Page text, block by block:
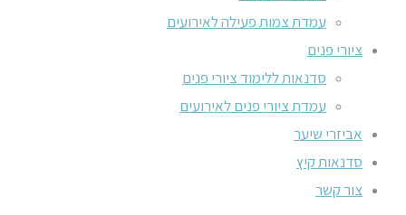
עמדת צמות פעילה לאירועים
ציורי פנים
סדנאות ללימוד ציורי פנים
עמדת ציורי פנים לאירועים
אביזרי שיער
סדנאות קיץ
צור קשר